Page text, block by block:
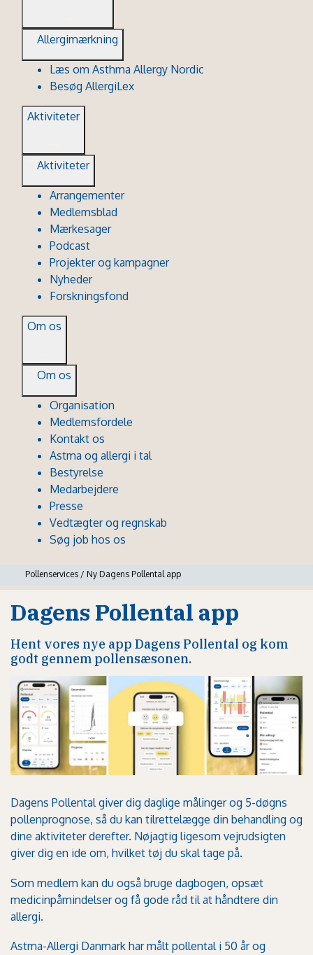
Allergimærkning
Læs om Asthma Allergy Nordic
Besøg AllergiLex
Aktiviteter
Aktiviteter
Arrangementer
Medlemsblad
Mærkesager
Podcast
Projekter og kampagner
Nyheder
Forskningsfond
Om os
Om os
Organisation
Medlemsfordele
Kontakt os
Astma og allergi i tal
Bestyrelse
Medarbejdere
Presse
Vedtægter og regnskab
Søg job hos os
Pollenservices / Ny Dagens Pollental app
Dagens Pollental app
Hent vores nye app Dagens Pollental og kom
godt gennem pollensæsonen.
Dagens Pollental giver dig daglige målinger og 5-døgns
pollenprognose, så du kan tilrettelægge din behandling og
dine aktiviteter derefter. Nøjagtig ligesom vejrudsigten
giver dig en ide om, hvilket tøj du skal tage på.
Som medlem kan du også bruge dagbogen, opsæt
medicinpåmindelser og få gode råd til at håndtere din
allergi.
Astma-Allergi Danmark har målt pollental i 50 år og